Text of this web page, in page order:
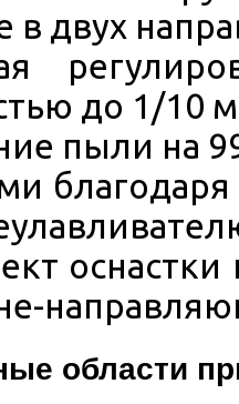
в двух
до 1/10
пыли на
области